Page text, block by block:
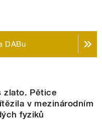
DABu
zlato. Pětice
v mezinárodním
fyziků